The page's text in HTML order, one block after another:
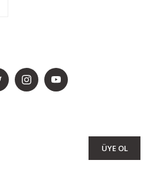
ÜYE OL